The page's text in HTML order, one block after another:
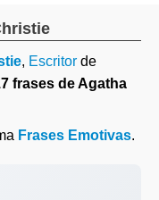
, Escritor de
frases de Agatha
Frases Emotivas.